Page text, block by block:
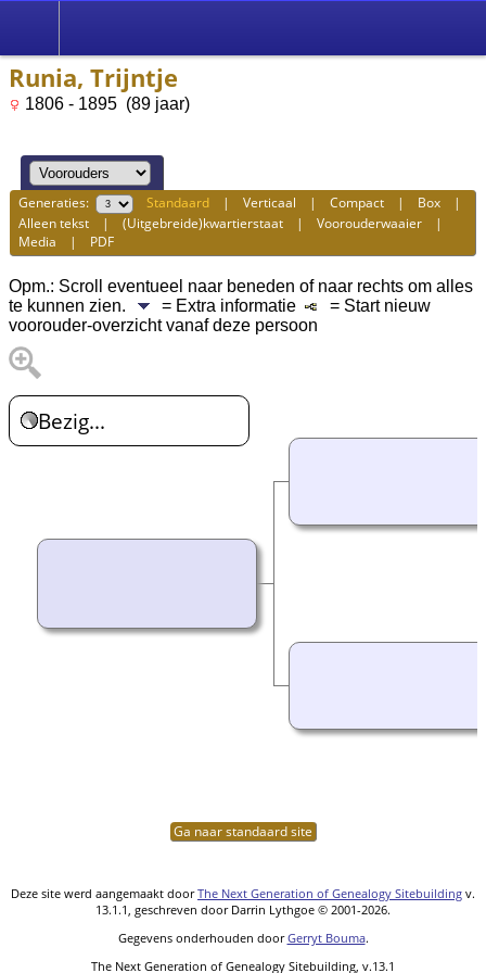
Runia, Trijntje
1806 - 1895 (89 jaar)
Generaties: Standaard |Verticaal |Compact | Box |
Alleen tekst |(Uitgebreide)kwartierstaat |Voorouderwaaier |
Media | PDF
Opm.: Scroll eventueel naar beneden of naar rechts om alles
te kunnen zien.
= Extra informatie
= Start nieuw
voorouder-overzicht vanaf deze persoon
Bezig...
Ga naar standaard site
Deze site werd aangemaakt doorThe Next Generation of Genealogy Sitebuilding v.
13.1.1, geschreven door Darrin Lythgoe © 2001-2026.
Gegevens onderhouden doorGerryt Bouma.
The Next Generation of Genealogy Sitebuilding, v.13.1